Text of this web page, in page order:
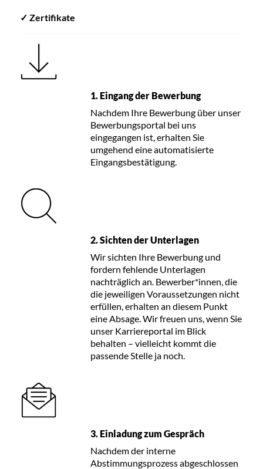
✓ Zertifikate
1. Eingang der Bewerbung
Nachdem Ihre Bewerbung über unser
Bewerbungsportal bei uns
eingegangen ist, erhalten Sie
umgehend eine automatisierte
Eingangsbestätigung.
2. Sichten der Unterlagen
Wir sichten Ihre Bewerbung und
fordern fehlende Unterlagen
nachträglich an. Bewerber*innen, die
die jeweiligen Voraussetzungen nicht
erfüllen, erhalten an diesem Punkt
eine Absage. Wir freuen uns, wenn Sie
unser Karriereportal im Blick
behalten – vielleicht kommt die
passende Stelle ja noch.
3. Einladung zum Gespräch
Nachdem der interne
Abstimmungsprozess abgeschlossen